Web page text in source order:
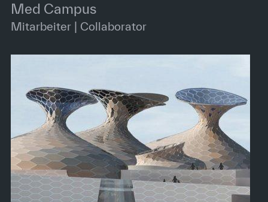
Med Campus
Mitarbeiter | Collaborator